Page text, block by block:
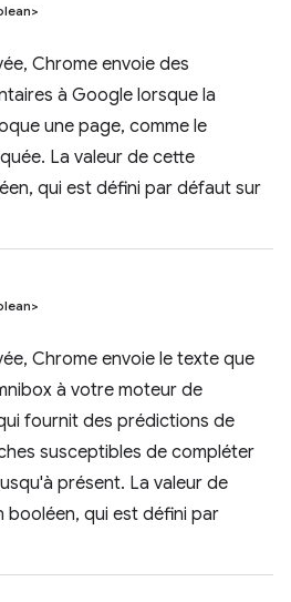
Chrome envoie des
à Google lorsque la
une page, comme le
La valeur de cette
qui est défini par défaut sur
Chrome envoie le texte que
à votre moteur de
fournit des prédictions de
susceptibles de compléter
présent. La valeur de
qui est défini par